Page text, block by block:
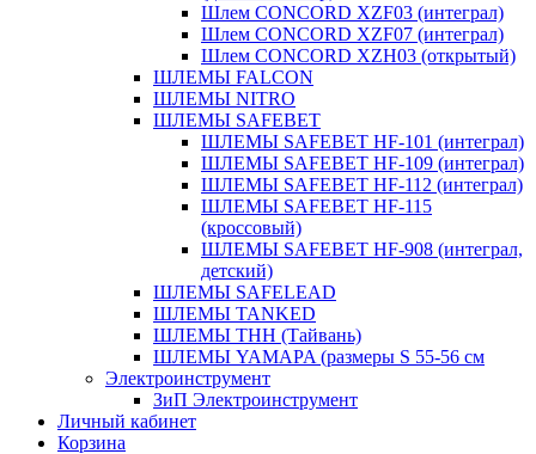
Шлем CONCORD XZF03 (интеграл)
Шлем CONCORD XZF07 (интеграл)
Шлем CONCORD XZH03 (открытый)
ШЛЕМЫ FALCON
ШЛЕМЫ NITRO
ШЛЕМЫ SAFEBET
ШЛЕМЫ SAFEBET HF-101 (интеграл)
ШЛЕМЫ SAFEBET HF-109 (интеграл)
ШЛЕМЫ SAFEBET HF-112 (интеграл)
ШЛЕМЫ SAFEBET HF-115
(кроссовый)
ШЛЕМЫ SAFEBET HF-908 (интеграл,
детский)
ШЛЕМЫ SAFELEAD
ШЛЕМЫ TANKED
ШЛЕМЫ THH (Тайвань)
ШЛЕМЫ YAMAPA (размеры S 55-56 см
Электроинструмент
ЗиП Электроинструмент
Личный кабинет
Корзина